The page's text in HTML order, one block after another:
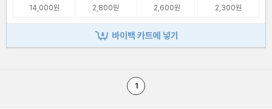
14,000원
2,800원 2,600원 2,300원
바이백 카트에 넣기
1